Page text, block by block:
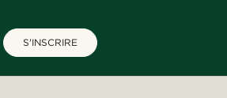
S'INSCRIRE